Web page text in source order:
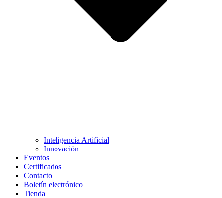
Inteligencia Artificial
Innovación
Eventos
Certificados
Contacto
Boletín electrónico
Tienda